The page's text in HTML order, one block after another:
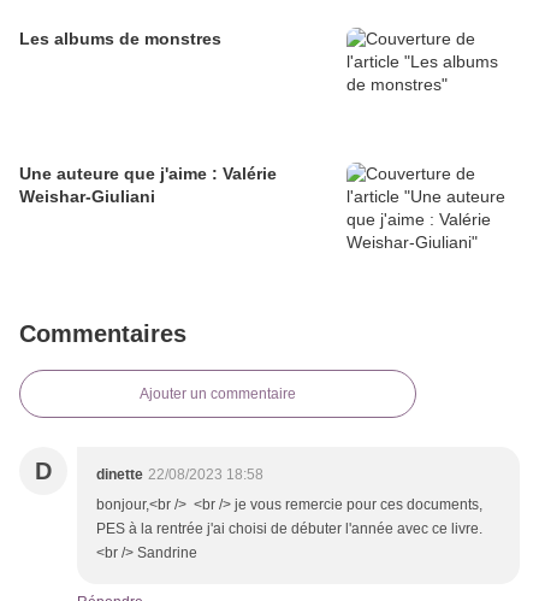
Les albums de monstres
Une auteure que j'aime : Valérie
Weishar-Giuliani
Commentaires
Ajouter un commentaire
D dinette 22/08/2023 18:58
bonjour,<br /> <br /> je vous remercie pour ces documents,
PES à la rentrée j'ai choisi de débuter l'année avec ce livre.
<br /> Sandrine